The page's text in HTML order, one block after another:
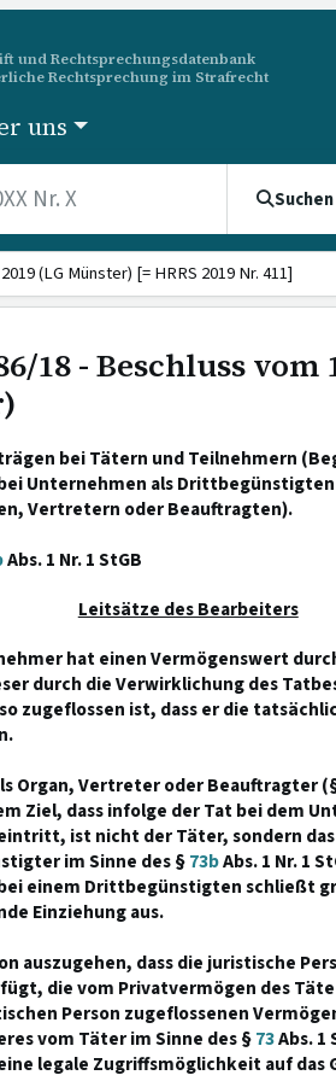
und Rechtsprechungsdatenbank
Rechtsprechung im Strafrecht
uns
Suchen
(LG Münster) [= HRRS 2019 Nr. 411]
18 - Beschluss vom
bei Tätern und Teilnehmern
Unternehmen als
Vertretern oder Beauftragten).
Abs. 1 Nr. 1 StGB
Leitsätze des Bearbeiters
hat einen Vermögenswert
durch die Verwirklichung des
zugeflossen ist, dass er die
Organ, Vertreter oder Beauftragter
Ziel, dass infolge der Tat bei dem
ist nicht der Täter, sondern
im Sinne des §73bAbs. 1 Nr. 1
einem Drittbegünstigten schließt
Einziehung aus.
auszugehen, dass die juristische
die vom Privatvermögen des
Person zugeflossenen
vom Täter im Sinne des §73Abs. 1
legale Zugriffsmöglichkeit auf das